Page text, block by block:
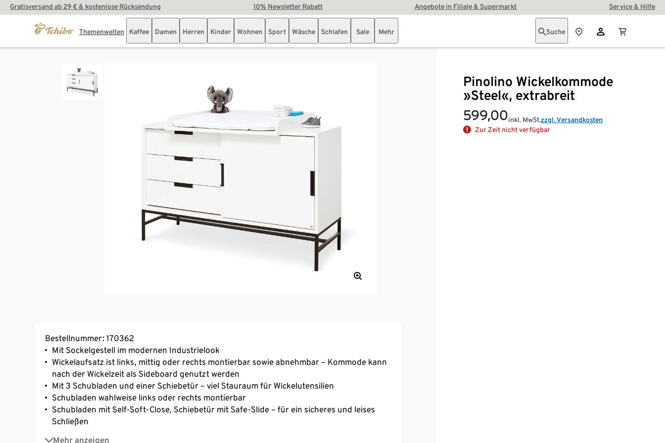
Gratisversand ab 29 € & kostenlose Rücksendung 10% Newsletter Rabatt Angebote in Filiale & Supermarkt Service & Hilfe
Themenwelten Kaffee Damen Herren Kinder Wohnen Sport Wäsche Schlafen Sale Mehr Suche
Pinolino Wickelkommode
»Steel«, extrabreit
599,00inkl. MwSt.zzgl. Versandkosten
Zur Zeit nicht verfügbar
Bestellnummer: 170362
Mit Sockelgestell im modernen Industrielook
Wickelaufsatz ist links, mittig oder rechts montierbar sowie abnehmbar – Kommode kann
nach der Wickelzeit als Sideboard genutzt werden
Mit 3 Schubladen und einer Schiebetür – viel Stauraum für Wickelutensilien
Schubladen wahlweise links oder rechts montierbar
Schubladen mit Self-Soft-Close, Schiebetür mit Safe-Slide – für ein sicheres und leises
Schließen
Mehr anzeigen
Mit höhenverstellbarem Einlegeboden